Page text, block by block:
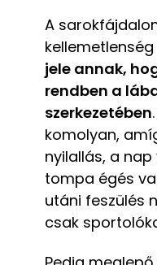
A
jele annak,
rendben a
szerkezetében
komolyan,
nyilallás, a
tompa égés
utáni feszülés
csak